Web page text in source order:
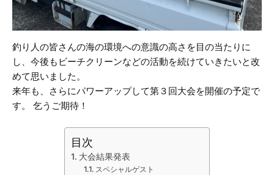
釣り人の皆さんの海の環境への意識の高さを目の当たりに
し、今後もビーチクリーンなどの活動を続けていきたいと改
めて思いました。
来年も、さらにパワーアップして第３回大会を開催の予定で
す。 乞うご期待！
目次
大会結果発表
スペシャルゲスト